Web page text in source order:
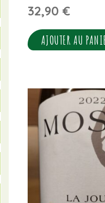
32,90 €
AJOUTER AU